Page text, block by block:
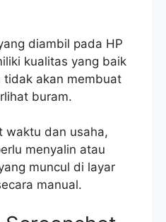
diambil pada HP
kualitas yang baik
tidak akan membuat
buram.
waktu dan usaha,
menyalin atau
muncul di layar
manual.